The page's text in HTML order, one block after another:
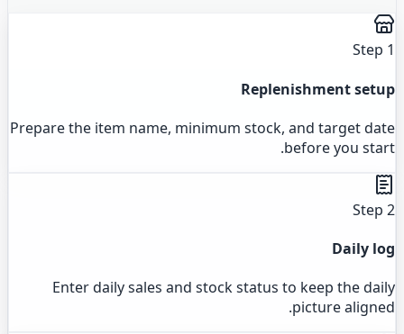
Step 1
Replenishment setup
Prepare the item name, minimum stock, and target date
before you start.
Step 2
Daily log
Enter daily sales and stock status to keep the daily
picture aligned.